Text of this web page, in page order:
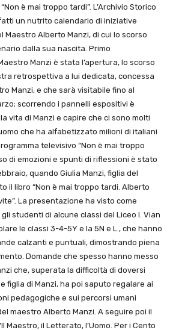
è mai troppo tardi”. L’Archivio Storico
un nutrito calendario di iniziative
Maestro Alberto Manzi, di cui lo scorso
dalla sua nascita. Primo
Manzi è stata l’apertura, lo scorso
retrospettiva a lui dedicata, concessa
Manzi, e che sarà visitabile fino al
scorrendo i pannelli espositivi è
vita di Manzi e capire che ci sono molti
che ha alfabetizzato milioni di italiani
televisivo “Non è mai troppo
di emozioni e spunti di riflessioni è stato
quando Giulia Manzi, figlia del
il libro “Non è mai troppo tardi. Alberto
La presentazione ha visto come
studenti di alcune classi del Liceo I. Vian
le classi 3-4-5Y e la 5N e L., che hanno
calzanti e puntuali, dimostrando piena
Domande che spesso hanno messo
che, superata la difficoltà di doversi
figlia di Manzi, ha poi saputo regalare ai
pedagogiche e sui percorsi umani
maestro Alberto Manzi. A seguire poi il
Maestro, il Letterato, l’Uomo. Per i Cento